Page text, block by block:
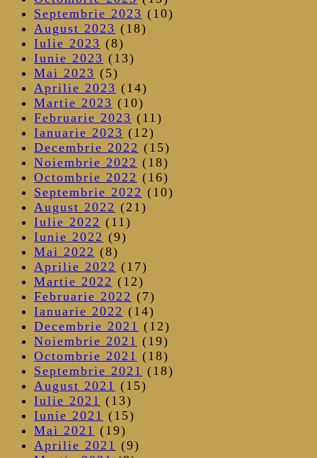
Septembrie 2023 (10)
August 2023 (18)
Iulie 2023 (8)
Iunie 2023 (13)
Mai 2023 (5)
Aprilie 2023 (14)
Martie 2023 (10)
Februarie 2023 (11)
Ianuarie 2023 (12)
Decembrie 2022 (15)
Noiembrie 2022 (18)
Octombrie 2022 (16)
Septembrie 2022 (10)
August 2022 (21)
Iulie 2022 (11)
Iunie 2022 (9)
Mai 2022 (8)
Aprilie 2022 (17)
Martie 2022 (12)
Februarie 2022 (7)
Ianuarie 2022 (14)
Decembrie 2021 (12)
Noiembrie 2021 (19)
Octombrie 2021 (18)
Septembrie 2021 (18)
August 2021 (15)
Iulie 2021 (13)
Iunie 2021 (15)
Mai 2021 (19)
Aprilie 2021 (9)